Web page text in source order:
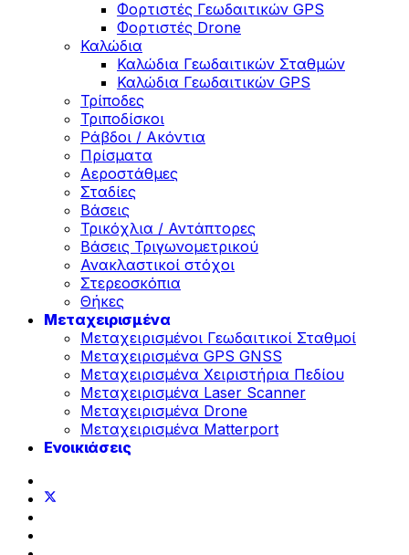
Φορτιστές Γεωδαιτικών GPS
Φορτιστές Drone
Καλώδια
Καλώδια Γεωδαιτικών Σταθμών
Καλώδια Γεωδαιτικών GPS
Τρίποδες
Τριποδίσκοι
Ράβδοι / Ακόντια
Πρίσματα
Αεροστάθμες
Σταδίες
Βάσεις
Τρικόχλια / Αντάπτορες
Βάσεις Τριγωνομετρικού
Ανακλαστικοί στόχοι
Στερεοσκόπια
Θήκες
Μεταχειρισμένα
Μεταχειρισμένοι Γεωδαιτικοί Σταθμοί
Μεταχειρισμένα GPS GNSS
Μεταχειρισμένα Χειριστήρια Πεδίου
Μεταχειρισμένα Laser Scanner
Μεταχειρισμένα Drone
Μεταχειρισμένα Matterport
Ενοικιάσεις